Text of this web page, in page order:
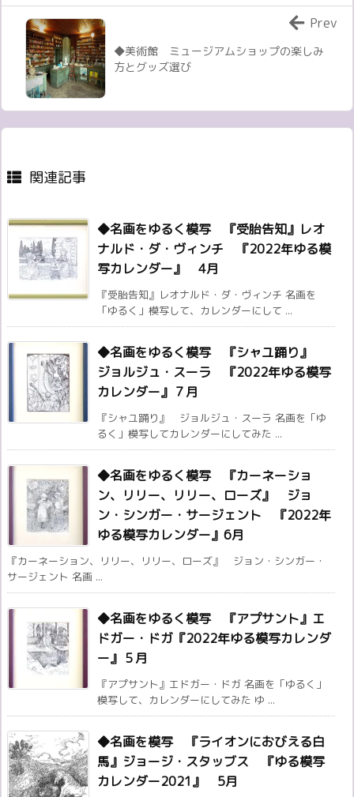
◆美術館 ミュージアムショップの楽しみ
方とグッズ選び
Prev
関連記事
◆名画をゆるく模写 『受胎告知』レオ
ナルド・ダ・ヴィンチ 『2022年ゆる模
写カレンダー』 4月
『受胎告知』レオナルド・ダ・ヴィンチ 名画を
「ゆるく」模写して、カレンダーにして ...
◆名画をゆるく模写 『シャユ踊り』
ジョルジュ・スーラ 『2022年ゆる模写
カレンダー』７月
『シャユ踊り』 ジョルジュ・スーラ 名画を「ゆ
るく」模写してカレンダーにしてみた ...
◆名画をゆるく模写 『カーネーショ
ン、リリー、リリー、ローズ』 ジョ
ン・シンガー・サージェント 『2022年
ゆる模写カレンダー』6月
『カーネーション、リリー、リリー、ローズ』 ジョン・シンガー・
サージェント 名画 ...
◆名画をゆるく模写 『アプサント』エ
ドガー・ドガ『2022年ゆる模写カレンダ
ー』５月
『アプサント』エドガー・ドガ 名画を「ゆるく」
模写して、カレンダーにしてみた ゆ ...
◆名画を模写 『ライオンにおびえる白
馬』ジョージ・スタッブス 『ゆる模写
カレンダー2021』 5月